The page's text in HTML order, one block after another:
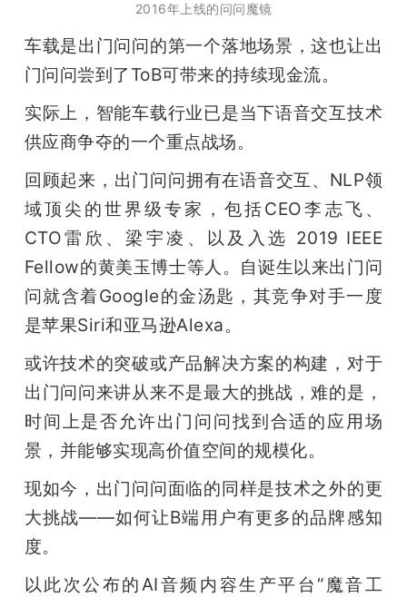
2016年上线的问问魔镜
车载是出门问问的第一个落地场景，这也让出
门问问尝到了ToB可带来的持续现金流。
实际上，智能车载行业已是当下语音交互技术
供应商争夺的一个重点战场。
回顾起来，出门问问拥有在语音交互、NLP领
域顶尖的世界级专家，包括CEO李志飞、
CTO雷欣、梁宇凌、以及入选 2019 IEEE
Fellow的黄美玉博士等人。自诞生以来出门问
问就含着Google的金汤匙，其竞争对手一度
是苹果Siri和亚马逊Alexa。
或许技术的突破或产品解决方案的构建，对于
出门问问来讲从来不是最大的挑战，难的是，
时间上是否允许出门问问找到合适的应用场
景，并能够实现高价值空间的规模化。
现如今，出门问问面临的同样是技术之外的更
大挑战——如何让B端用户有更多的品牌感知
度。
以此次公布的AI音频内容生产平台“魔音工